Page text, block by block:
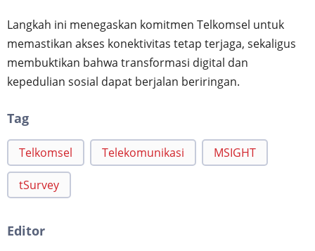
Langkah ini menegaskan komitmen Telkomsel untuk
memastikan akses konektivitas tetap terjaga, sekaligus
membuktikan bahwa transformasi digital dan
kepedulian sosial dapat berjalan beriringan.
Tag
Telkomsel Telekomunikasi MSIGHT
tSurvey
Editor